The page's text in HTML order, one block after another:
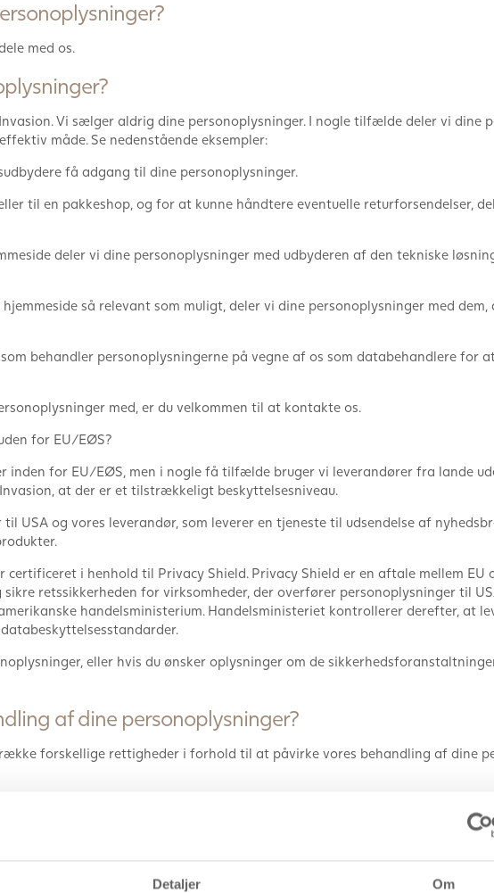
Detaljer Om
med os.
Vi sælger aldrig dine personoplysninger. I nogle tilfælde deler vi dine
måde. Se nedenstående eksempler:
få adgang til dine personoplysninger.
til en pakkeshop, og for at kunne håndtere eventuelle returforsendelser,
deler vi dine personoplysninger med udbyderen af den tekniske
så relevant som muligt, deler vi dine personoplysninger med dem,
behandler personoplysningerne på vegne af os som databehandlere for
med, er du velkommen til at kontakte os.
for EU/EØS?
inden for EU/EØS, men i nogle få tilfælde bruger vi leverandører fra lande
at der er et tilstrækkeligt beskyttelsesniveau.
USA og vores leverandør, som leverer en tjeneste til udsendelse af
certificeret i henhold til Privacy Shield. Privacy Shield er en aftale mellem EU
retssikkerheden for virksomheder, der overfører personoplysninger til
handelsministerium. Handelsministeriet kontrollerer derefter, at
eller hvis du ønsker oplysninger om de
af dine personoplysninger?
forskellige rettigheder i forhold til at påvirke vores behandling af dine
til at gøre indsigelse mod behandling af
samtykke til behandling af dine personoplysninger. Din tilbagekaldelse har